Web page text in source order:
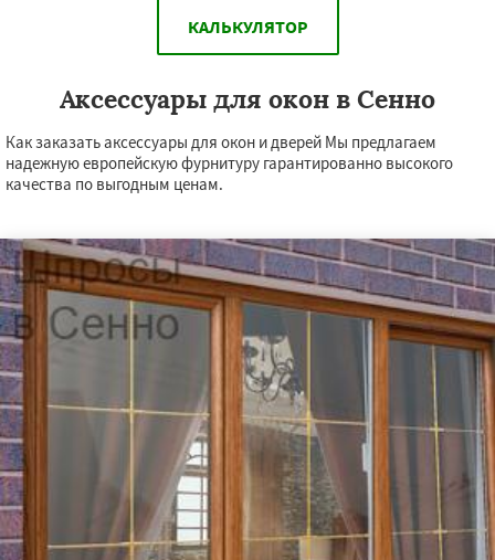
КАЛЬКУЛЯТОР
Аксессуары для окон в Сенно
Как заказать аксессуары для окон и дверей Мы предлагаем
надежную европейскую фурнитуру гарантированно высокого
качества по выгодным ценам.